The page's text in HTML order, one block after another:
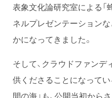
表象文化論研究室による「
ネルプレゼンテーション
かになってきました。
そして、クラウドファン
供くださることになって